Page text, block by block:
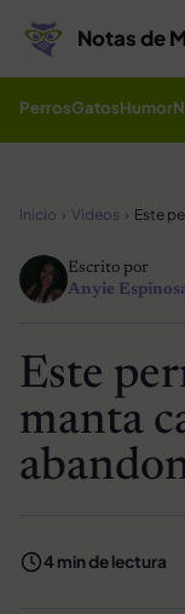
Notas de
PerrosGatosHumor
Inicio Videos
Escrito por
Anyie
Este
manta
4 min de lectura